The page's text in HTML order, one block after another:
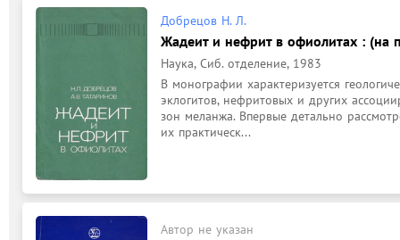
Добрецов Н. Л.
Жадеит и нефрит в офиолитах : (на
Наука, Сиб. отделение, 1983
В монографии характеризуется
эклогитов, нефритовых и других
зон меланжа. Впервые детально
их практическ...
Автор не указан